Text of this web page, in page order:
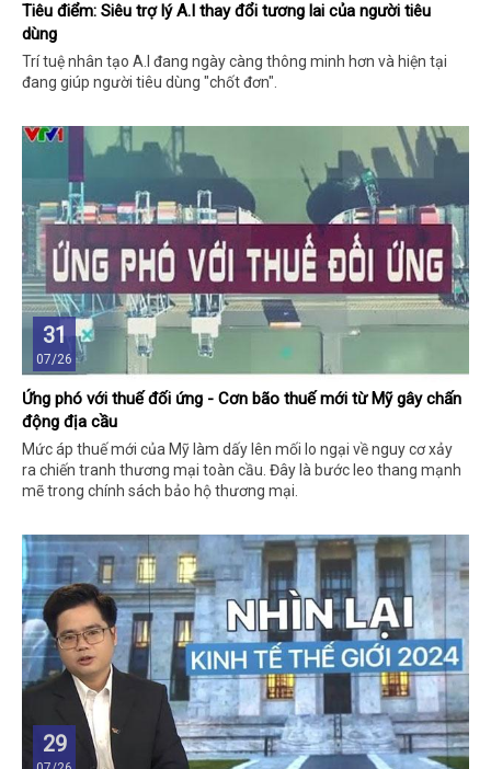
Tiêu điểm: Siêu trợ lý A.I thay đổi tương lai của người tiêu
dùng
Trí tuệ nhân tạo A.I đang ngày càng thông minh hơn và hiện tại
đang giúp người tiêu dùng "chốt đơn".
31
07/26
Ứng phó với thuế đối ứng - Cơn bão thuế mới từ Mỹ gây chấn
động địa cầu
Mức áp thuế mới của Mỹ làm dấy lên mối lo ngại về nguy cơ xảy
ra chiến tranh thương mại toàn cầu. Đây là bước leo thang mạnh
mẽ trong chính sách bảo hộ thương mại.
29